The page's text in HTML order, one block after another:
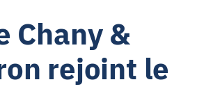
Chany &
rejoint le